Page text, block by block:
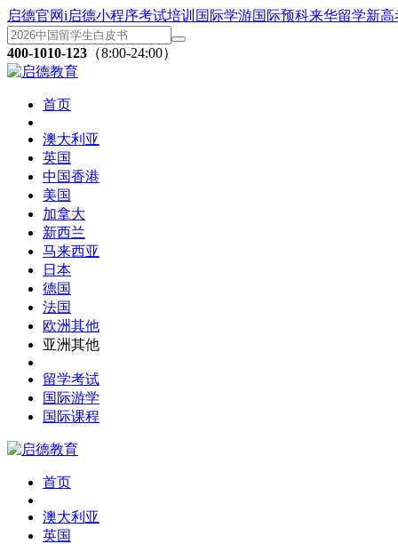
启德官网i启德小程序考试培训 国际学游国际预科来华留学新高
400-1010-123 （8:00-24:00）
首页
澳大利亚
英国
中国香港
美国
加拿大
新西兰
马来西亚
日本
德国
法国
欧洲其他
亚洲其他
留学考试
国际游学
国际课程
首页
澳大利亚
英国